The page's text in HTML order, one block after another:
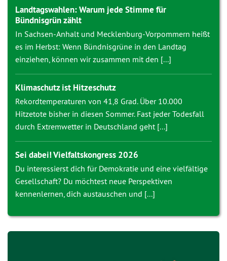
Landtagswahlen: Warum jede Stimme für
Bündnisgrün zählt
In Sachsen-Anhalt und Mecklenburg-Vorpommern heißt
es im Herbst: Wenn Bündnisgrüne in den Landtag
einziehen, können wir zusammen mit den [...]
Klimaschutz ist Hitzeschutz
Rekordtemperaturen von 41,8 Grad. Über 10.000
Hitzetote bisher in diesen Sommer. Fast jeder Todesfall
durch Extremwetter in Deutschland geht [...]
Sei dabei! Vielfaltskongress 2026
Du interessierst dich für Demokratie und eine vielfältige
Gesellschaft? Du möchtest neue Perspektiven
kennenlernen, dich austauschen und [...]